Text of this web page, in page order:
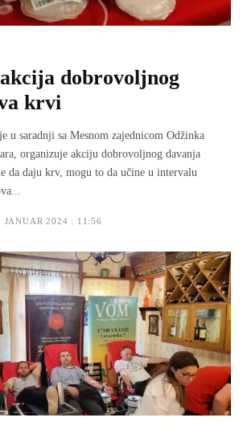
dobrovolјnog
krvi
u saradnji sa Mesnom zajednicom Odžinka
organizuje akciju dobrovolјnog davanja
da daju krv, mogu to da učine u intervalu
JANUAR 2024 : 11:56